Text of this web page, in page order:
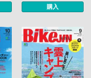
購入